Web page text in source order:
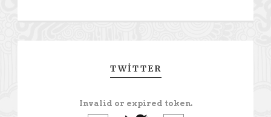
TWITTER
Invalid or expired token.